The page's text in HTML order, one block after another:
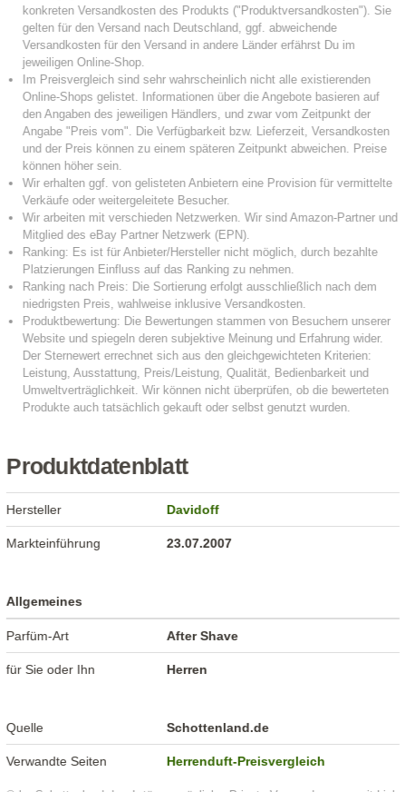
Produktdatenblatt
Hersteller Davidoff
Markteinführung 23.07.2007
Allgemeines
Parfüm-Art After Shave
für Sie oder Ihn Herren
Quelle Schottenland.de
Verwandte Seiten Herrenduft-Preisvergleich